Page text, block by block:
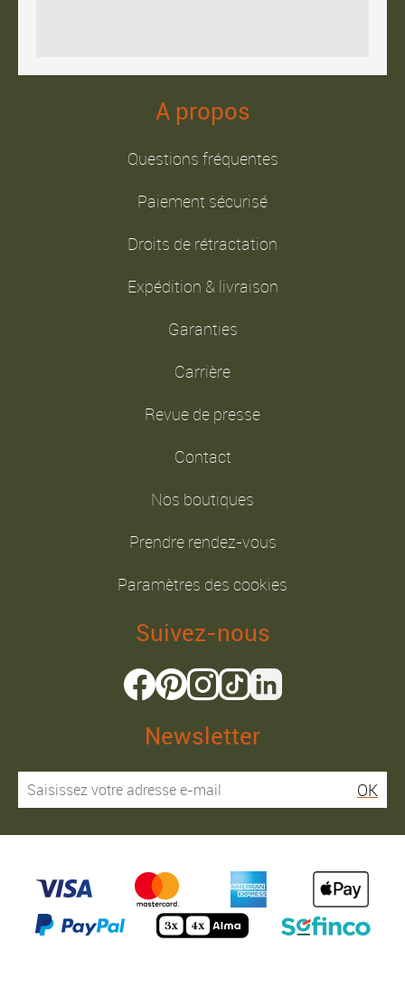
A propos
Questions fréquentes
Paiement sécurisé
Droits de rétractation
Expédition & livraison
Garanties
Carrière
Revue de presse
Contact
Nos boutiques
Prendre rendez-vous
Paramètres des cookies
Suivez-nous
Newsletter
OK